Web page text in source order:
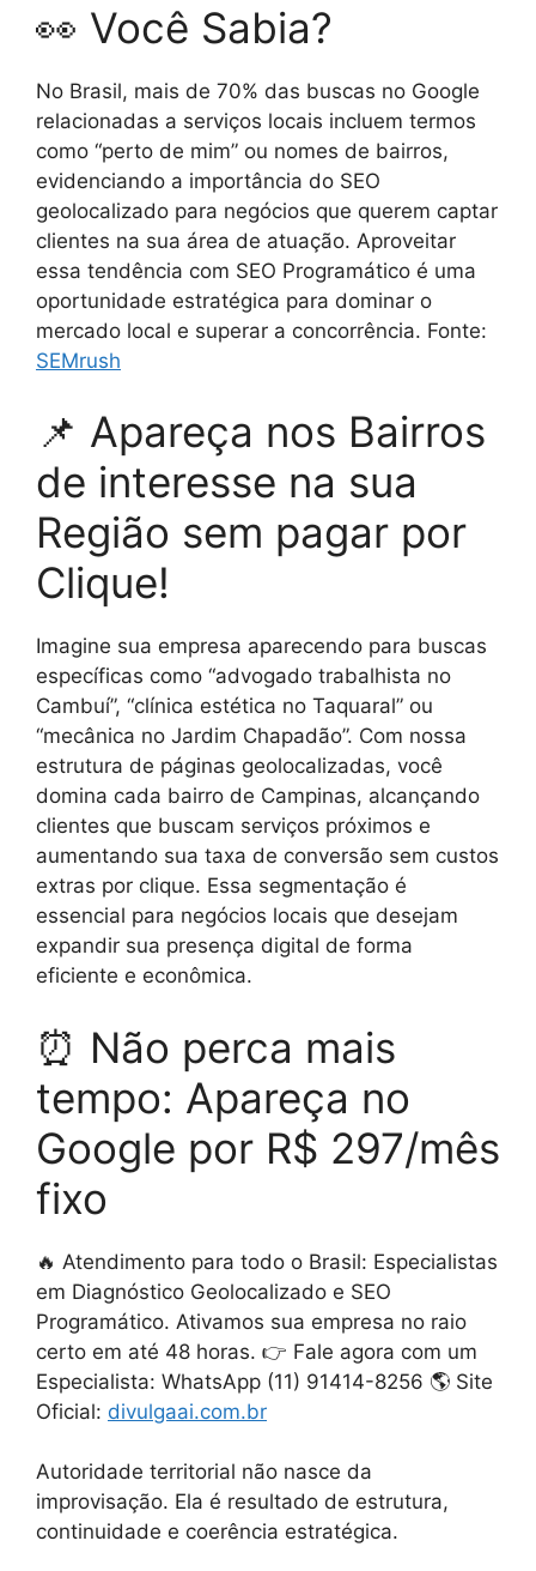
👀 Você Sabia?
No Brasil, mais de 70% das buscas no Google
relacionadas a serviços locais incluem termos
como “perto de mim” ou nomes de bairros,
evidenciando a importância do SEO
geolocalizado para negócios que querem captar
clientes na sua área de atuação. Aproveitar
essa tendência com SEO Programático é uma
oportunidade estratégica para dominar o
mercado local e superar a concorrência. Fonte:
SEMrush
📌 Apareça nos Bairros
de interesse na sua
Região sem pagar por
Clique!
Imagine sua empresa aparecendo para buscas
específicas como “advogado trabalhista no
Cambuí”, “clínica estética no Taquaral” ou
“mecânica no Jardim Chapadão”. Com nossa
estrutura de páginas geolocalizadas, você
domina cada bairro de Campinas, alcançando
clientes que buscam serviços próximos e
aumentando sua taxa de conversão sem custos
extras por clique. Essa segmentação é
essencial para negócios locais que desejam
expandir sua presença digital de forma
eficiente e econômica.
⏰ Não perca mais
tempo: Apareça no
Google por R$ 297/mês
fixo
🔥 Atendimento para todo o Brasil: Especialistas
em Diagnóstico Geolocalizado e SEO
Programático. Ativamos sua empresa no raio
certo em até 48 horas. 👉 Fale agora com um
Especialista: WhatsApp (11) 91414-8256 🌎 Site
Oficial: divulgaai.com.br
Autoridade territorial não nasce da
improvisação. Ela é resultado de estrutura,
continuidade e coerência estratégica.